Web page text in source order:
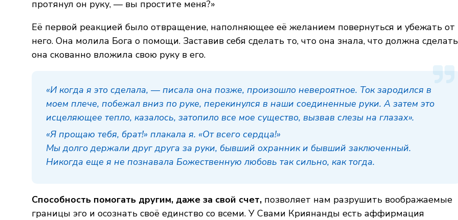
протянул он руку, — вы простите меня?»
Её первой реакцией было отвращение, наполняющее её желанием повернуться и убежать от
него. Она молила Бога о помощи. Заставив себя сделать то, что она знала, что должна
она скованно вложила свою руку в его.
«И когда я это сделала, — писала она позже, произошло невероятное. Ток зародился в
моем плече, побежал вниз по руке, перекинулся в наши соединенные руки. А затем это
исцеляющее тепло, казалось, затопило все мое существо, вызвав слезы на глазах».
«Я прощаю тебя, брат!» плакала я. «От всего сердца!»
Мы долго держали друг друга за руки, бывший охранник и бывший заключенный.
Никогда еще я не познавала Божественную любовь так сильно, как тогда.
Способность помогать другим, даже за свой счет, позволяет нам разрушить воображаемые
границы эго и осознать своё единство со всеми. У Свами Криянанды есть аффирмация